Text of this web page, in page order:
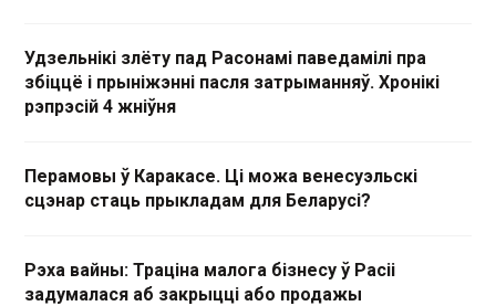
Удзельнікі злёту пад Расонамі паведамілі пра
збіццё і прыніжэнні пасля затрыманняў. Хронікі
рэпрэсій 4 жніўня
Перамовы ў Каракасе. Ці можа венесуэльскі
сцэнар стаць прыкладам для Беларусі?
Рэха вайны: Траціна малога бізнесу ў Расіі
задумалася аб закрыцці або продажы